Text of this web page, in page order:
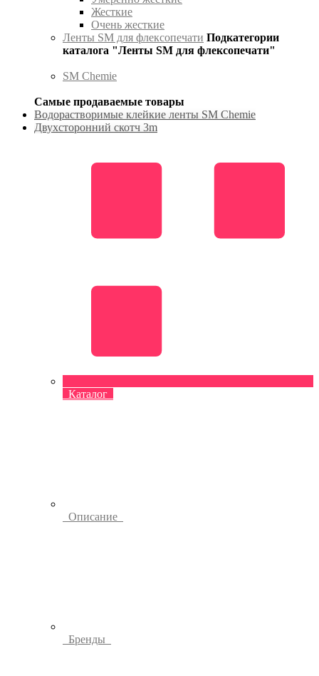
Жесткие
Очень жесткие
Ленты SM для флексопечати Подкатегории
каталога "Ленты SM для флексопечати"
SM Chemie
Самые продаваемые товары
Водорастворимые клейкие ленты SM Chemie
Двухсторонний скотч 3m
Каталог
Описание
Бренды